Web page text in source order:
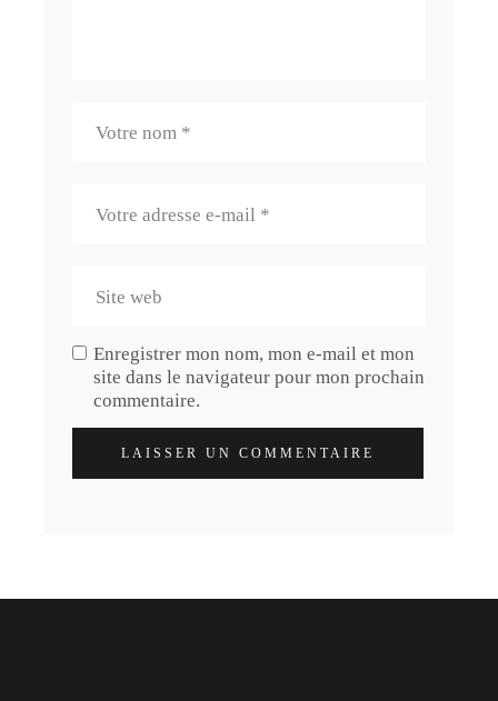
Enregistrer mon nom, mon e-mail et mon
site dans le navigateur pour mon prochain
commentaire.
LAISSER UN COMMENTAIRE